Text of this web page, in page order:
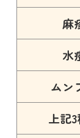
麻
水
ムン
上記